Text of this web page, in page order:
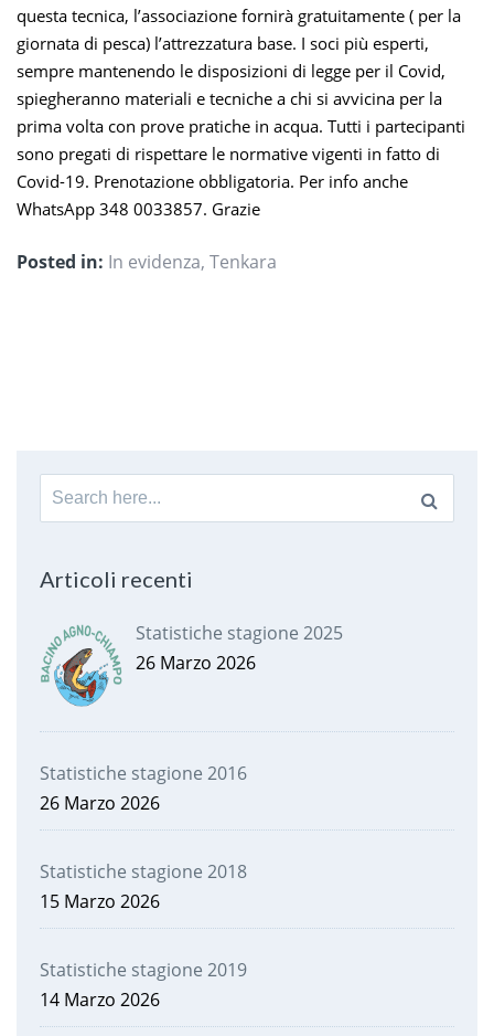
questa tecnica, l’associazione fornirà gratuitamente ( per la
giornata di pesca) l’attrezzatura base. I soci più esperti,
sempre mantenendo le disposizioni di legge per il Covid,
spiegheranno materiali e tecniche a chi si avvicina per la
prima volta con prove pratiche in acqua. Tutti i partecipanti
sono pregati di rispettare le normative vigenti in fatto di
Covid-19. Prenotazione obbligatoria. Per info anche
WhatsApp 348 0033857. Grazie
Posted in: In evidenza, Tenkara
Search
for:
Articoli recenti
Statistiche stagione 2025
26 Marzo 2026
Statistiche stagione 2016
26 Marzo 2026
Statistiche stagione 2018
15 Marzo 2026
Statistiche stagione 2019
14 Marzo 2026